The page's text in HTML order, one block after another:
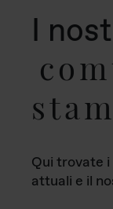
I
Qui trovate
attuali e il